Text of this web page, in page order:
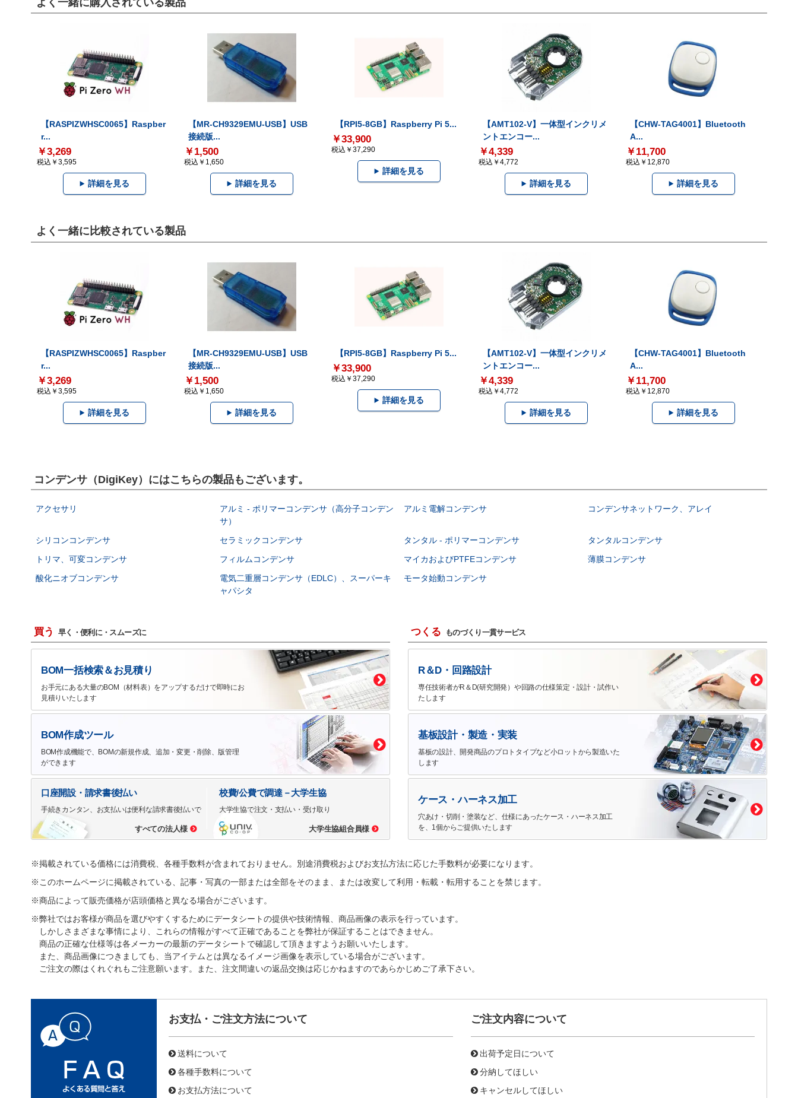
【RASPIZWHSC0065】Raspber
r...
￥3,269
税込￥3,595
詳細を見る
【MR-CH9329EMU-USB】USB
接続版...
￥1,500
税込￥1,650
詳細を見る
【RPI5-8GB】Raspberry Pi 5...
￥33,900
税込￥37,290
詳細を見る
【AMT102-V】一体型インクリメ
ントエンコー...
￥4,339
税込￥4,772
詳細を見る
【CHW-TAG4001】Bluetooth
A...
￥11,700
税込￥12,870
詳細を見る
よく一緒に比較されている製品
【RASPIZWHSC0065】Raspber
r...
￥3,269
税込￥3,595
詳細を見る
【MR-CH9329EMU-USB】USB
接続版...
￥1,500
税込￥1,650
詳細を見る
【RPI5-8GB】Raspberry Pi 5...
￥33,900
税込￥37,290
詳細を見る
【AMT102-V】一体型インクリメ
ントエンコー...
￥4,339
税込￥4,772
詳細を見る
【CHW-TAG4001】Bluetooth
A...
￥11,700
税込￥12,870
詳細を見る
コンデンサ（DigiKey）にはこちらの製品もございます。
アクセサリ
アルミ - ポリマーコンデンサ（高分子コンデン
サ）
アルミ電解コンデンサ コンデンサネットワーク、アレイ
シリコンコンデンサ セラミックコンデンサ タンタル - ポリマーコンデンサ
タンタルコンデンサ
トリマ、可変コンデンサ
フィルムコンデンサ マイカおよびPTFEコンデンサ
薄膜コンデンサ
酸化ニオブコンデンサ
電気二重層コンデンサ（EDLC）、スーパーキ
ャパシタ
モータ始動コンデンサ
買う 早く・便利に・スムーズに
BOM一括検索＆お見積り
お手元にある大量のBOM（材料表）をアップするだけで即時にお
見積りいたします
BOM作成ツール
BOM作成機能で、BOMの新規作成、追加・変更・削除、版管理
ができます
口座開設・請求書後払い
手続きカンタン、お支払いは便利な請求書後払いで
すべての法人様
校費/公費で調達－大学生協
大学生協で注文・支払い・受け取り
大学生協組合員様
つくる ものづくり一貫サービス
R＆D・回路設計
専任技術者がR＆D(研究開発）や回路の仕様策定・設計・試作い
たします
基板設計・製造・実装
基板の設計、開発商品のプロトタイプなど小ロットから製造いた
します
ケース・ハーネス加工
穴あけ・切削・塗装など、仕様にあったケース・ハーネス加工
を、1個からご提供いたします
※掲載されている価格には消費税、各種手数料が含まれておりません。別途消費税およびお支払方法に応じた手数料が必要になります。
※このホームページに掲載されている、記事・写真の一部または全部をそのまま、または改変して利用・転載・転用することを禁じます。
※商品によって販売価格が店頭価格と異なる場合がございます。
※弊社ではお客様が商品を選びやすくするためにデータシートの提供や技術情報、商品画像の表示を行っています。
しかしさまざまな事情により、これらの情報がすべて正確であることを弊社が保証することはできません。
商品の正確な仕様等は各メーカーの最新のデータシートで確認して頂きますようお願いいたします。
また、商品画像につきましても、当アイテムとは異なるイメージ画像を表示している場合がございます。
ご注文の際はくれぐれもご注意願います。また、注文間違いの返品交換は応じかねますのであらかじめご了承下さい。
お支払・ご注文方法について
送料について
各種手数料について
お支払方法について
ご注文内容について
出荷予定日について
分納してほしい
キャンセルしてほしい